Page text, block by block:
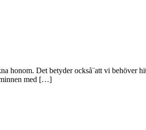
honom. Det betyder också¨att vi behöver
med […]